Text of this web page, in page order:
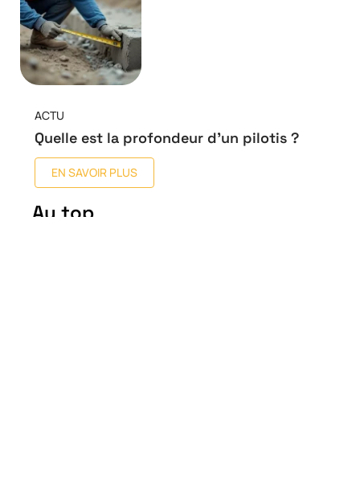
ACTU
Quelle est la profondeur d’un pilotis ?
EN SAVOIR PLUS
Au top